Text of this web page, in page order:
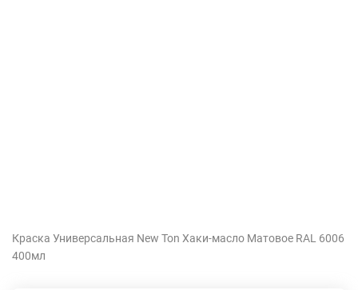
Краска Универсальная New Ton Хаки-масло Матовое RAL 6006
400мл